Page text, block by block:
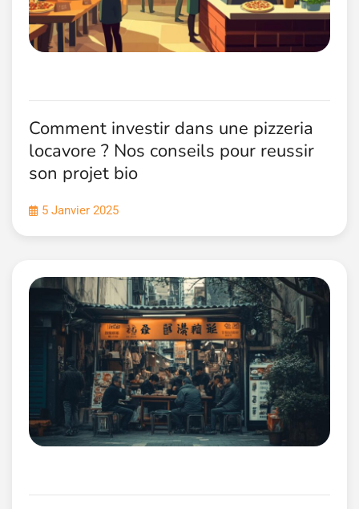
Comment investir dans une pizzeria
locavore ? Nos conseils pour reussir
son projet bio
5 Janvier 2025